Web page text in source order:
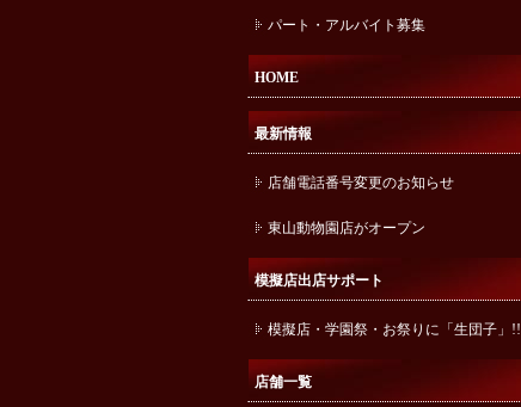
パート・アルバイト募集
HOME
最新情報
店舗電話番号変更のお知らせ
東山動物園店がオープン
模擬店出店サポート
模擬店・学園祭・お祭りに「生団子」!!
店舗一覧